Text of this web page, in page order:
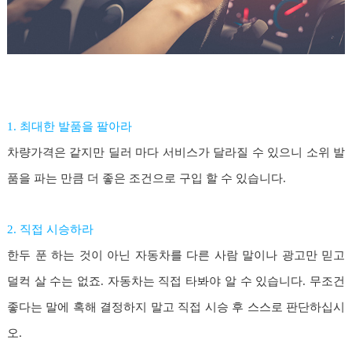
1. 최대한 발품을 팔아라
차량가격은 같지만 딜러 마다 서비스가 달라질 수 있으니 소위 발
품을 파는 만큼 더 좋은 조건으로 구입 할 수 있습니다.
2. 직접 시승하라
한두 푼 하는 것이 아닌 자동차를 다른 사람 말이나 광고만 믿고
덜컥 살 수는 없죠. 자동차는 직접 타봐야 알 수 있습니다. 무조건
좋다는 말에 혹해 결정하지 말고 직접 시승 후 스스로 판단하십시
오.